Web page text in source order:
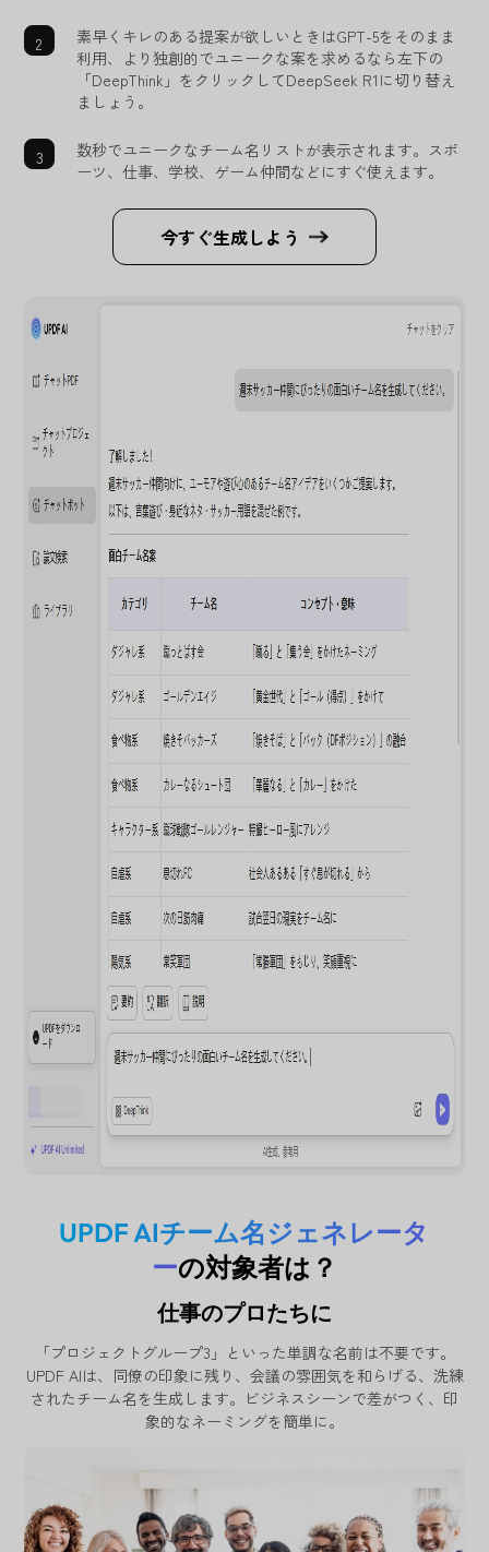
素早くキレのある提案が欲しいときはGPT-5をそのまま
利用、より独創的でユニークな案を求めるなら左下の
「DeepThink」をクリックしてDeepSeek R1に切り替え
ましょう。
数秒でユニークなチーム名リストが表示されます。スポ
ーツ、仕事、学校、ゲーム仲間などにすぐ使えます。
今すぐ生成しよう
UPDF AIチーム名ジェネレータ
ーの対象者は？
仕事のプロたちに
「プロジェクトグループ3」といった単調な名前は不要です。
UPDF AIは、同僚の印象に残り、会議の雰囲気を和らげる、洗練
されたチーム名を生成します。ビジネスシーンで差がつく、印
象的なネーミングを簡単に。